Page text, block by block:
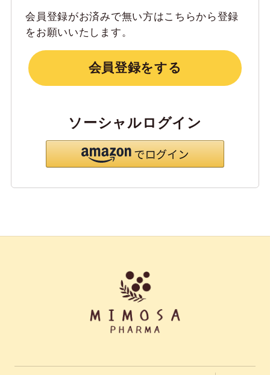
会員登録がお済みで無い方はこちらから登録
をお願いいたします。
会員登録をする
ソーシャルログイン